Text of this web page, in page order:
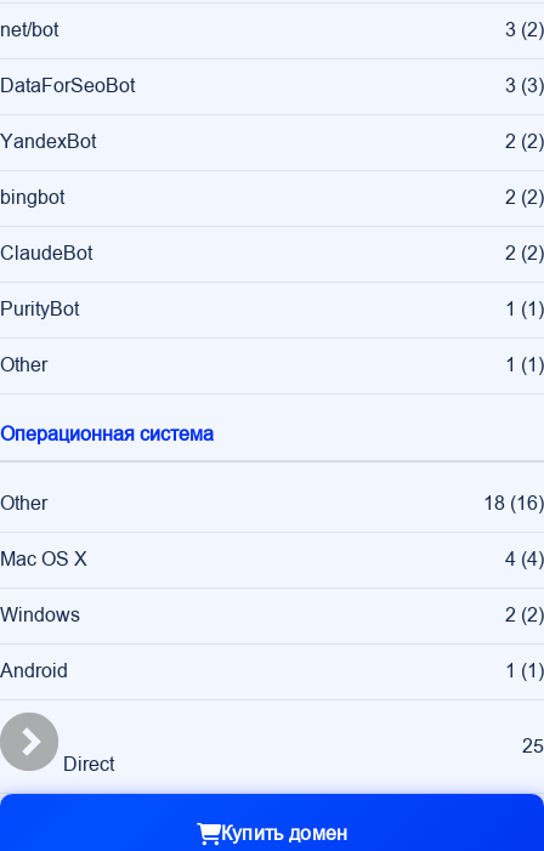
net/bot 3 (2)
DataForSeoBot 3 (3)
YandexBot 2 (2)
bingbot 2 (2)
ClaudeBot 2 (2)
PurityBot 1 (1)
Other 1 (1)
Операционная система
Other 18 (16)
Mac OS X 4 (4)
Windows 2 (2)
Android 1 (1)
Direct
25
Купить домен